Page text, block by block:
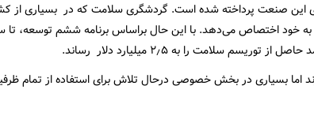
صنعت پرداخته شده است. گردشگری سلامت که در بسیاری از
اما بسیاری در بخش خصوصی درحال تلاش برای استفاده از